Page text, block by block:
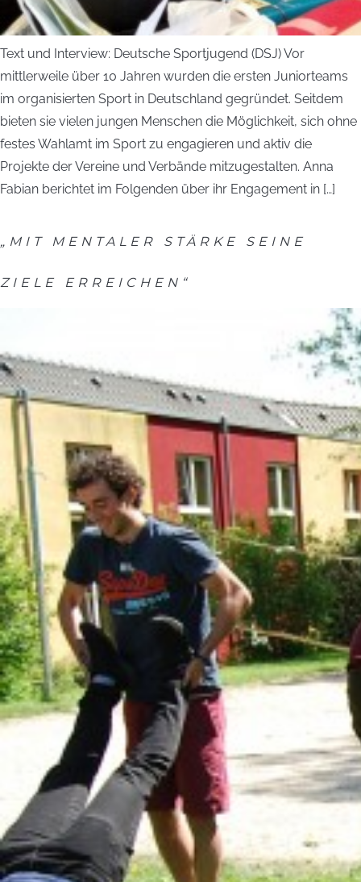
Text und Interview: Deutsche Sportjugend (DSJ) Vor
mittlerweile über 10 Jahren wurden die ersten Juniorteams
im organisierten Sport in Deutschland gegründet. Seitdem
bieten sie vielen jungen Menschen die Möglichkeit, sich ohne
festes Wahlamt im Sport zu engagieren und aktiv die
Projekte der Vereine und Verbände mitzugestalten. Anna
Fabian berichtet im Folgenden über ihr Engagement in […]
„MIT MENTALER STÄRKE SEINE
ZIELE ERREICHEN“